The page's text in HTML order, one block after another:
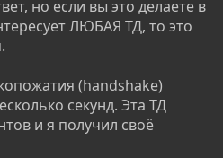
но если вы это делаете в
ЛЮБАЯ ТД, то это
(handshake)
секунд. Эта ТД
и я получил своё